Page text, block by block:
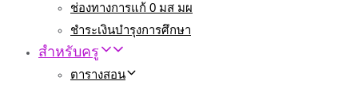
ช่องทางการแก้ 0 มส มผ
ชำระเงินบำรุงการศึกษา
สำหรับครู
ตารางสอน